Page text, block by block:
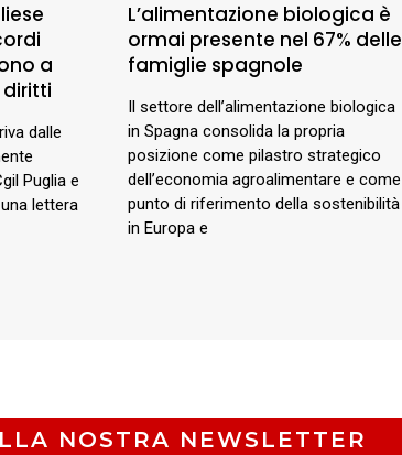
a
diritti
dalle
Puglia e
lettera
L’alimentazione biologica è
ormai presente nel 67% delle
famiglie spagnole
Il settore dell’alimentazione biologica
in Spagna consolida la propria
posizione come pilastro strategico
dell’economia agroalimentare e come
punto di riferimento della sostenibilità
in Europa e
NOSTRA NEWSLETTER